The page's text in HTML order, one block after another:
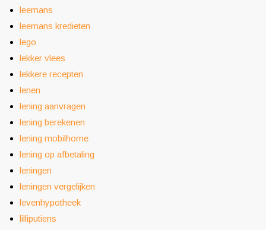
leemans
leemans kredieten
lego
lekker vlees
lekkere recepten
lenen
lening aanvragen
lening berekenen
lening mobilhome
lening op afbetaling
leningen
leningen vergelijken
levenhypotheek
lilliputiens